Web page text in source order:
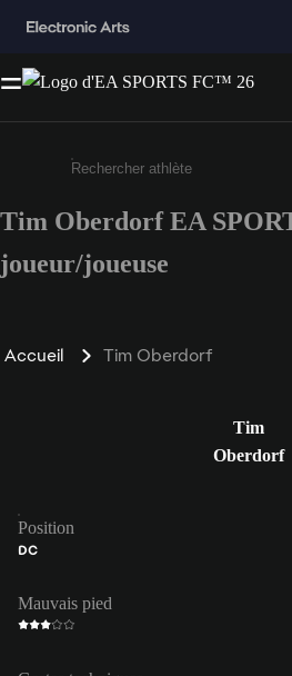
Saisissez au moins 3
Tim Oberdorf EA
joueur/joueuse
Accueil Tim Oberdorf
Tim
Oberdorf
Position
DC
Mauvais pied